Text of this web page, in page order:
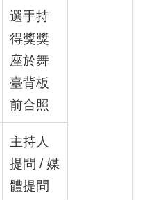
選手持
得獎獎
座於舞
臺背板
前合照
主持人
提問 / 媒
體提問